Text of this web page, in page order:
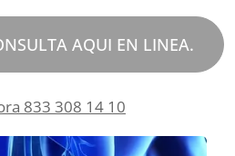
AQUI EN LINEA.
833 308 14 10